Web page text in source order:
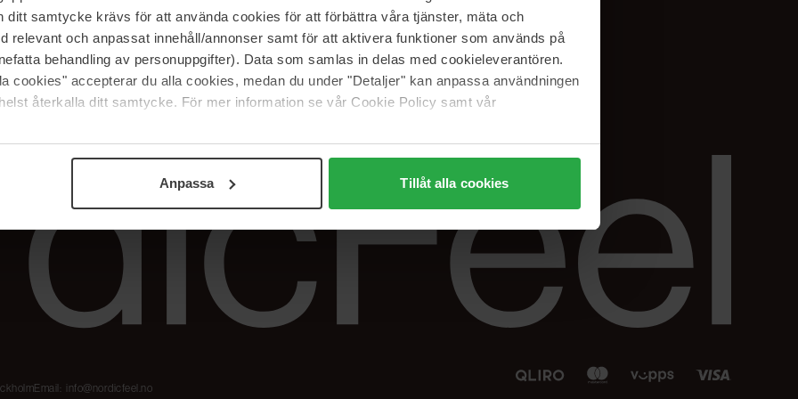
ditt samtycke krävs för att använda cookies för att förbättra våra tjänster, mäta och
relevant och anpassat innehåll/annonser samt för att aktivera funktioner som används på
behandling av personuppgifter). Data som samlas in delas med cookieleverantören.
cookies" accepterar du alla cookies, medan du under "Detaljer" kan anpassa användningen
återkalla ditt samtycke. För mer information se vår Cookie Policy samt vår
Anpassa Tillåt alla cookies
The Beauty Edit
Jobb hos oss
Samarbeidspartner
Spor bestillingen min
Retur og reklamasjon
Blush har blitt
Nordicfeel
Instagram
Linkedin
Email: info@nordicfeel.no